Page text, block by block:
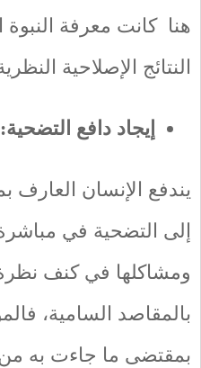
هنا كانت معرفة
النتائج الإصلاحية
إيجاد دافع التضحية:
يندفع الإنسان العارف
إلى التضحية في مباشرة
ومشاكلها في كنف نظرة
بالمقاصد السامية،
بمقتضى ما جاءت به من